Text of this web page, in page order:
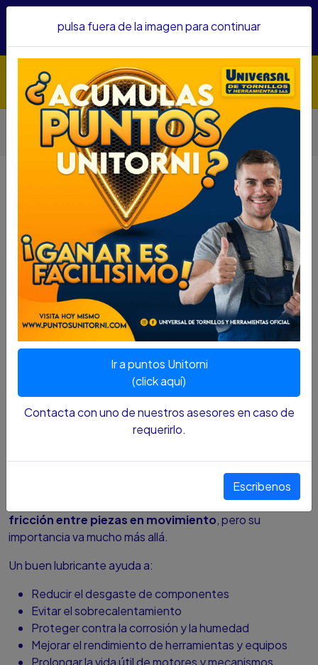
confianza&nbsp;Recibe un KIT PARRILLERO por compras
Inicio
Blog
Lubricantes y aceites industriales: para qué sirven y cómo
elegir el correcto para tus herramientas y equipos
Lubricantes y aceites industriales: para
qué sirven y cómo elegir el correcto para
tus herramientas y equipos
En talleres, obras y procesos industriales, muchas fallas
no ocurren por mal uso de las herramientas, sino porfalta
de lubricación adecuada. Loslubricantes y aceites
industrialescumplen un papel fundamental en el
rendimiento, la durabilidad y la seguridad de equipos,
máquinas y herramientas.
En este blog te explicamosqué son los lubricantes,
para qué sirven, los tipos más comunes y cómo
elegir el correctosegún la aplicación, evitando
desgastes prematuros y costosas reparaciones.
¿Para qué sirven los lubricantes y
reducir la
fricción entre piezas en movimiento, pero su
importancia va mucho más allá.
Un buen lubricante ayuda a:
Reducir el desgaste de componentes
Evitar el sobrecalentamiento
Proteger contra la corrosión y la humedad
Mejorar el rendimiento de herramientas y equipos
Prolongar la vida útil de motores y mecanismos
pulsa fuera de la imagen para continuar
Ir a puntos Unitorni
(click aquí)
Contacta con uno de nuestros asesores en caso de
requerirlo.
Escribenos